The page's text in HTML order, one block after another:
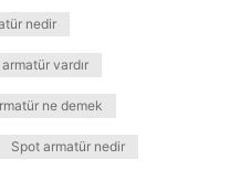
nedir
vardır
ne demek
Spot armatür nedir